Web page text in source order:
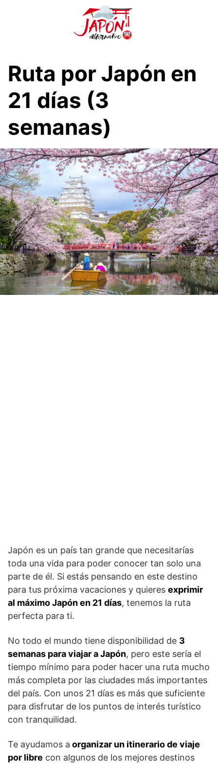
e
n
i
d
o
Ruta por Japón en
21 días (3
semanas)
Japón es un país tan grande que necesitarías
toda una vida para poder conocer tan solo una
parte de él. Si estás pensando en este destino
para tus próxima vacaciones y quieres exprimir
al máximo Japón en 21 días, tenemos la ruta
perfecta para ti.
No todo el mundo tiene disponibilidad de 3
semanas para viajar a Japón, pero este sería el
tiempo mínimo para poder hacer una ruta mucho
más completa por las ciudades más importantes
del país. Con unos 21 días es más que suficiente
para disfrutar de los puntos de interés turístico
con tranquilidad.
Te ayudamos a organizar un itinerario de viaje
por libre con algunos de los mejores destinos